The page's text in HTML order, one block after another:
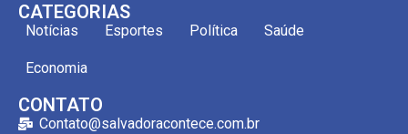
CATEGORIAS
Notícias Esportes Política Saúde
Economia
CONTATO
Contato@salvadoracontece.com.br